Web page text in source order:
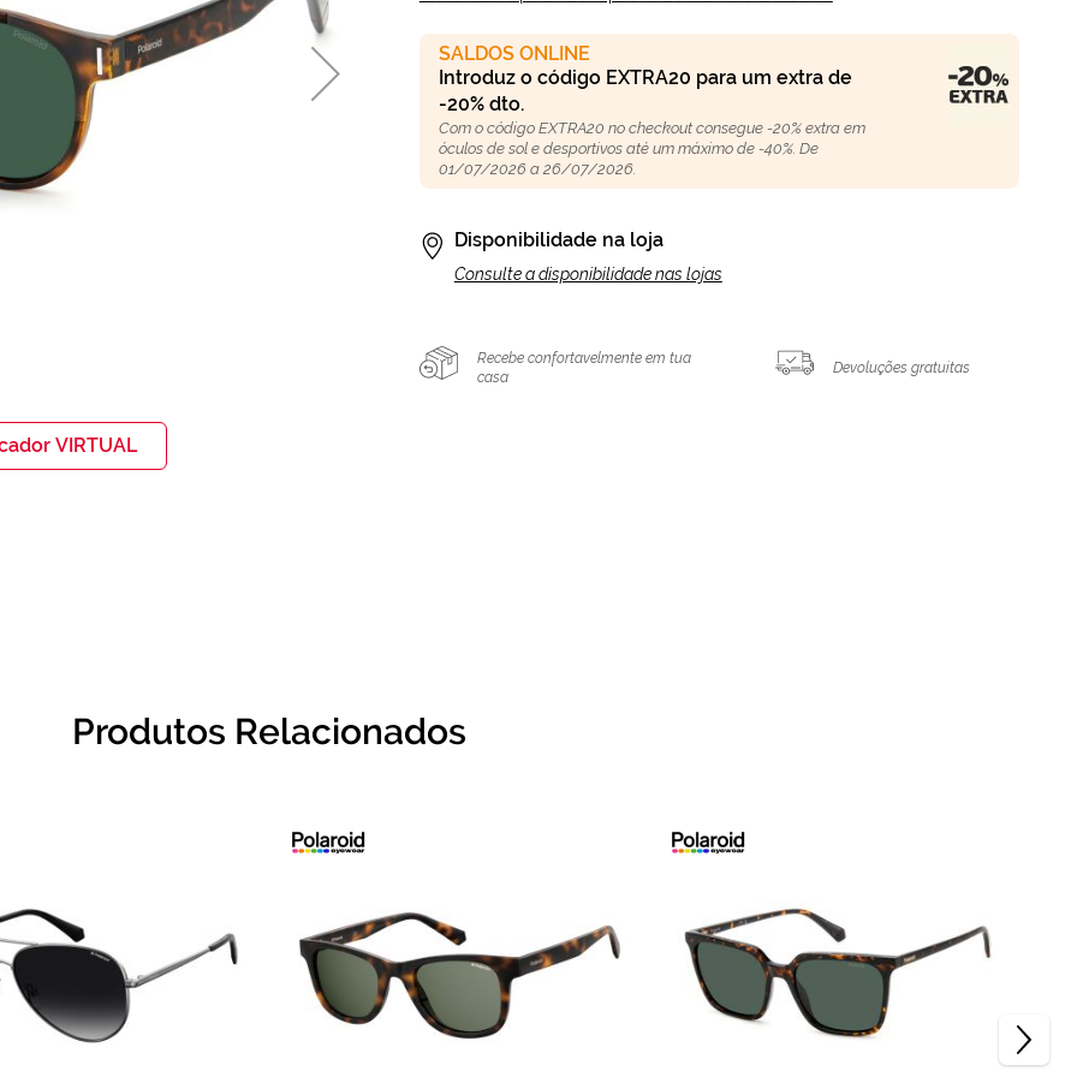
VIRTUAL
SALDOS ONLINE
Introduz o código EXTRA20 para um extra de
-20% dto.
Com o código EXTRA20 no checkout consegue -20% extra em
óculos de sol e desportivos até um máximo de -40%. De
01/07/2026 a 26/07/2026.
Disponibilidade na loja
Consulte a disponibilidade nas lojas
Recebe confortavelmente em tua
casa
Devoluções gratuitas
Produtos Relacionados